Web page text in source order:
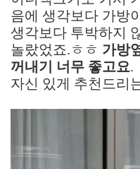
음에 생각보다 가방
생각보다 투박하지
놀랐었죠.ㅎㅎ 가방
꺼내기 너무 좋고요.
자신 있게 추천드리